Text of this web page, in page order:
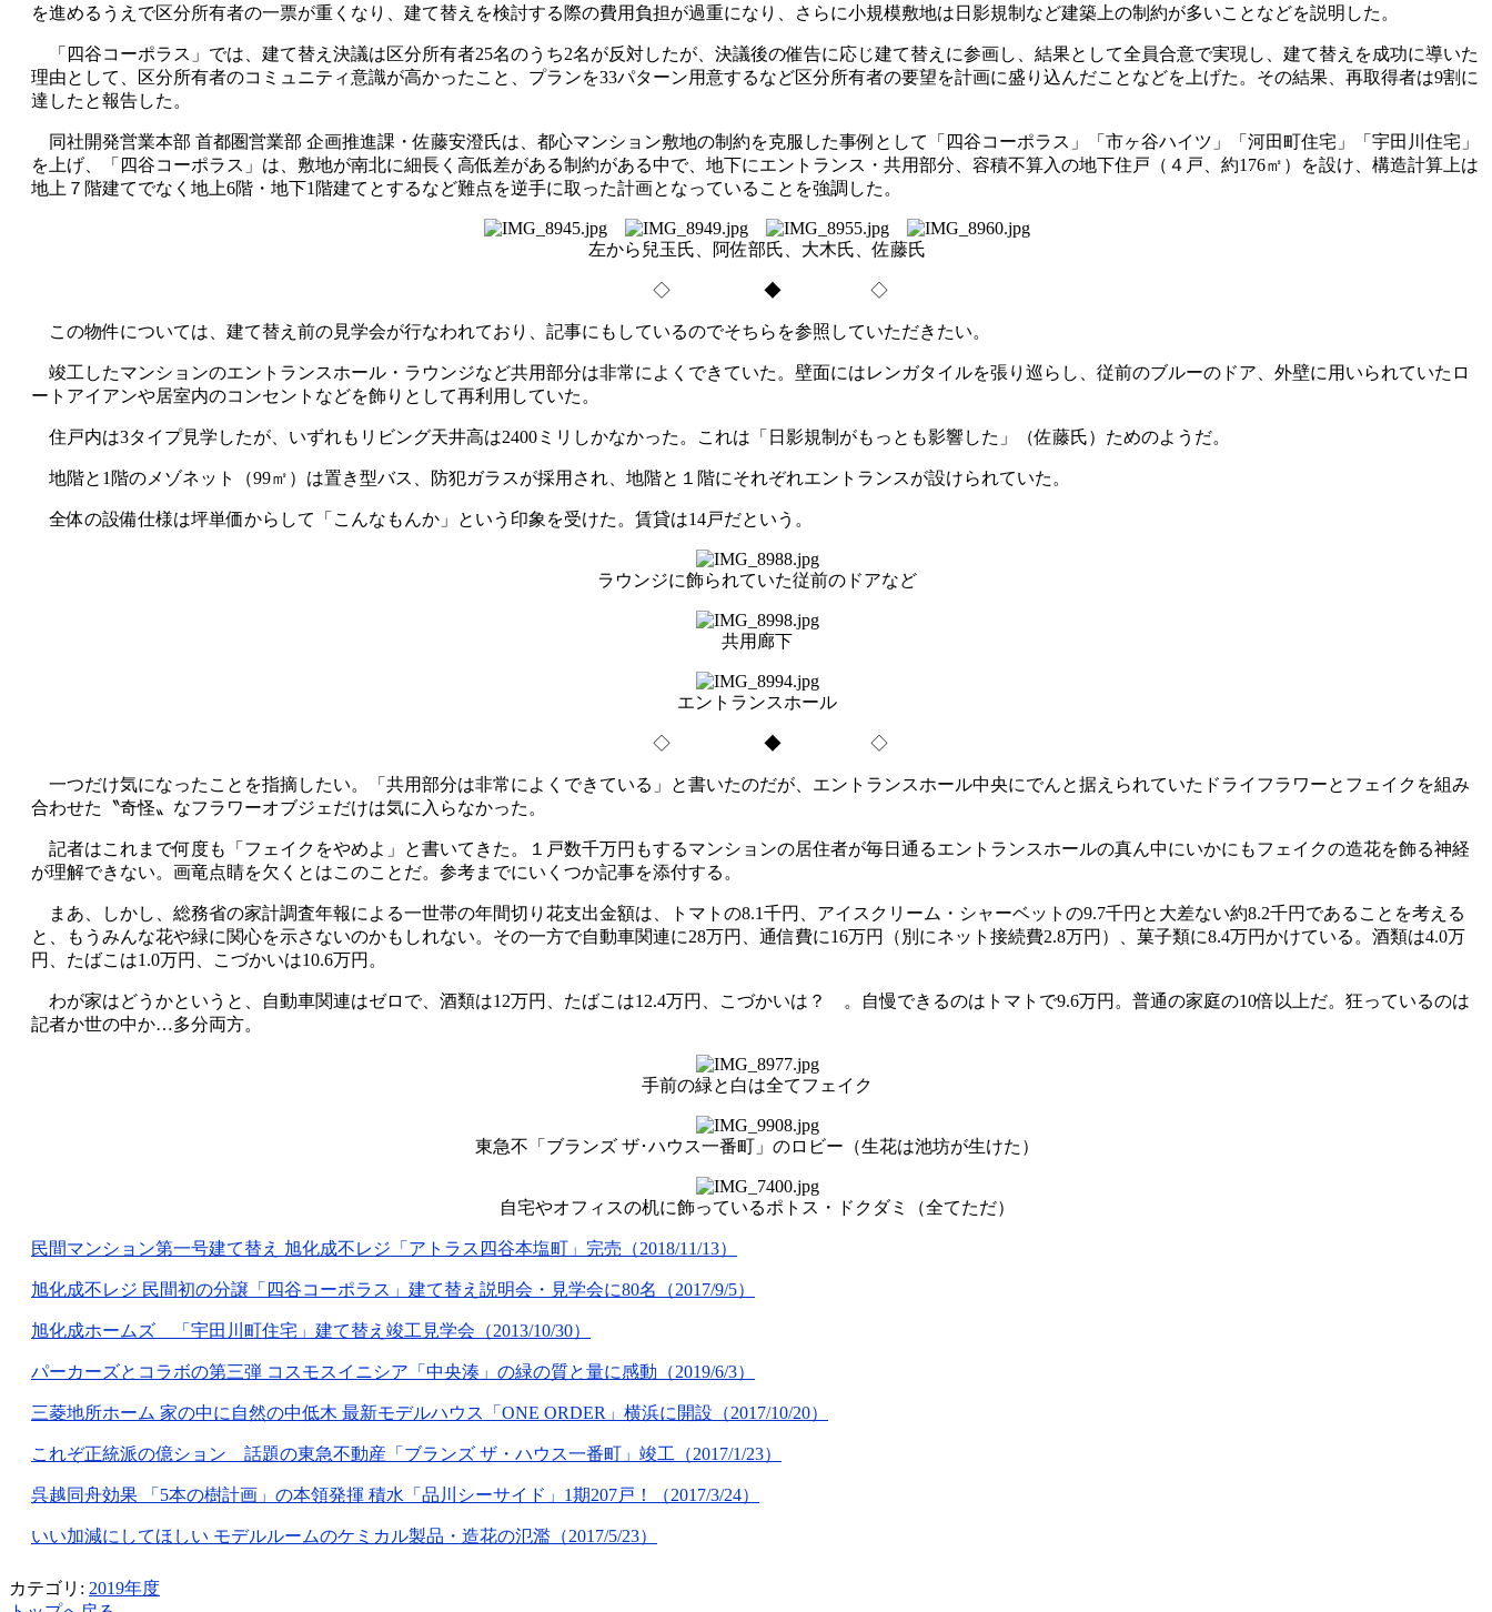
を進めるうえで区分所有者の一票が重くなり、建て替えを検討する際の費用負担が過重になり、さらに小規模敷地は日影規制など建築上の制約が多いことなどを説明した。
「四谷コーポラス」では、建て替え決議は区分所有者25名のうち2名が反対したが、決議後の催告に応じ建て替えに参画し、結果として全員合意で実現し、建て替えを成功に導いた
理由として、区分所有者のコミュニティ意識が高かったこと、プランを33パターン用意するなど区分所有者の要望を計画に盛り込んだことなどを上げた。その結果、再取得者は9割に
達したと報告した。
同社開発営業本部 首都圏営業部 企画推進課・佐藤安澄氏は、都心マンション敷地の制約を克服した事例として「四谷コーポラス」「市ヶ谷ハイツ」「河田町住宅」「宇田川住宅」
を上げ、「四谷コーポラス」は、敷地が南北に細長く高低差がある制約がある中で、地下にエントランス・共用部分、容積不算入の地下住戸（４戸、約176㎡）を設け、構造計算上は
地上７階建てでなく地上6階・地下1階建てとするなど難点を逆手に取った計画となっていることを強調した。
左から兒玉氏、阿佐部氏、大木氏、佐藤氏
◇ ◆ ◇
この物件については、建て替え前の見学会が行なわれており、記事にもしているのでそちらを参照していただきたい。
竣工したマンションのエントランスホール・ラウンジなど共用部分は非常によくできていた。壁面にはレンガタイルを張り巡らし、従前のブルーのドア、外壁に用いられていたロ
ートアイアンや居室内のコンセントなどを飾りとして再利用していた。
住戸内は3タイプ見学したが、いずれもリビング天井高は2400ミリしかなかった。これは「日影規制がもっとも影響した」（佐藤氏）ためのようだ。
地階と1階のメゾネット（99㎡）は置き型バス、防犯ガラスが採用され、地階と１階にそれぞれエントランスが設けられていた。
全体の設備仕様は坪単価からして「こんなもんか」という印象を受けた。賃貸は14戸だという。
ラウンジに飾られていた従前のドアなど
共用廊下
エントランスホール
◇ ◆ ◇
一つだけ気になったことを指摘したい。「共用部分は非常によくできている」と書いたのだが、エントランスホール中央にでんと据えられていたドライフラワーとフェイクを組み
合わせた〝奇怪〟なフラワーオブジェだけは気に入らなかった。
記者はこれまで何度も「フェイクをやめよ」と書いてきた。１戸数千万円もするマンションの居住者が毎日通るエントランスホールの真ん中にいかにもフェイクの造花を飾る神経
が理解できない。画竜点睛を欠くとはこのことだ。参考までにいくつか記事を添付する。
まあ、しかし、総務省の家計調査年報による一世帯の年間切り花支出金額は、トマトの8.1千円、アイスクリーム・シャーベットの9.7千円と大差ない約8.2千円であることを考える
と、もうみんな花や緑に関心を示さないのかもしれない。その一方で自動車関連に28万円、通信費に16万円（別にネット接続費2.8万円）、菓子類に8.4万円かけている。酒類は4.0万
円、たばこは1.0万円、こづかいは10.6万円。
わが家はどうかというと、自動車関連はゼロで、酒類は12万円、たばこは12.4万円、こづかいは？ 。自慢できるのはトマトで9.6万円。普通の家庭の10倍以上だ。狂っているのは
記者か世の中か…多分両方。
手前の緑と白は全てフェイク
東急不「ブランズ ザ･ハウス一番町」のロビー（生花は池坊が生けた）
自宅やオフィスの机に飾っているポトス・ドクダミ（全てただ）
民間マンション第一号建て替え 旭化成不レジ「アトラス四谷本塩町」完売（2018/11/13）
旭化成不レジ 民間初の分譲「四谷コーポラス」建て替え説明会・見学会に80名（2017/9/5）
旭化成ホームズ 「宇田川町住宅」建て替え竣工見学会（2013/10/30）
パーカーズとコラボの第三弾 コスモスイニシア「中央湊」の緑の質と量に感動（2019/6/3）
三菱地所ホーム 家の中に自然の中低木 最新モデルハウス「ONE ORDER」横浜に開設（2017/10/20）
これぞ正統派の億ション 話題の東急不動産「ブランズ ザ・ハウス一番町」竣工（2017/1/23）
呉越同舟効果 「5本の樹計画」の本領発揮 積水「品川シーサイド」1期207戸！（2017/3/24）
いい加減にしてほしい モデルルームのケミカル製品・造花の氾濫（2017/5/23）
カテゴリ: 2019年度